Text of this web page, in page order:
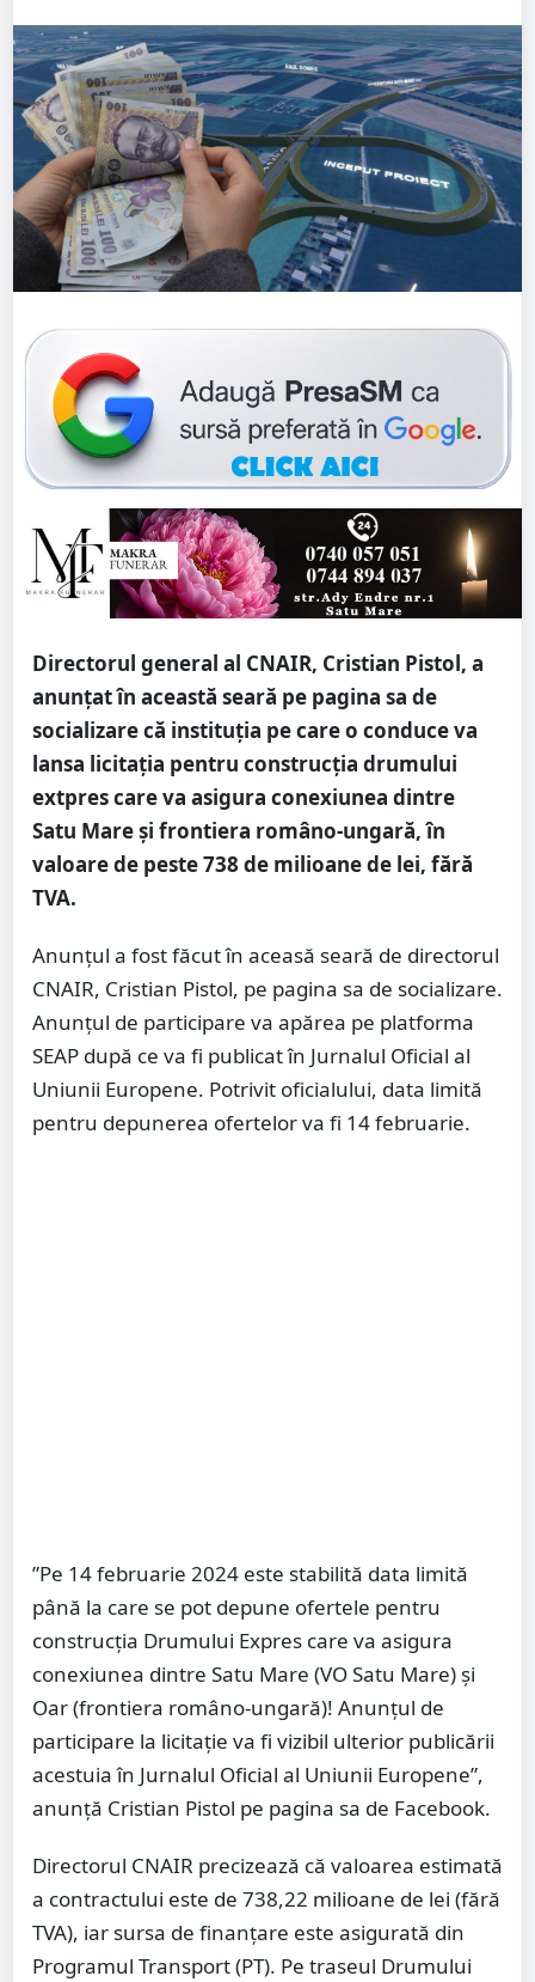
Directorul general al CNAIR, Cristian Pistol, a
anunțat în această seară pe pagina sa de
socializare că instituția pe care o conduce va
lansa licitația pentru construcția drumului
extpres care va asigura conexiunea dintre
Satu Mare și frontiera româno-ungară, în
valoare de peste 738 de milioane de lei, fără
TVA.
Anunțul a fost făcut în aceasă seară de directorul
CNAIR, Cristian Pistol, pe pagina sa de socializare.
Anunțul de participare va apărea pe platforma
SEAP după ce va fi publicat în Jurnalul Oficial al
Uniunii Europene. Potrivit oficialului, data limită
pentru depunerea ofertelor va fi 14 februarie.
”Pe 14 februarie 2024 este stabilită data limită
până la care se pot depune ofertele pentru
construcția Drumului Expres care va asigura
conexiunea dintre Satu Mare (VO Satu Mare) și
Oar (frontiera româno-ungară)! Anunțul de
participare la licitație va fi vizibil ulterior publicării
acestuia în Jurnalul Oficial al Uniunii Europene”,
anunță Cristian Pistol pe pagina sa de Facebook.
Directorul CNAIR precizează că valoarea estimată
a contractului este de 738,22 milioane de lei (fără
TVA), iar sursa de finanțare este asigurată din
Programul Transport (PT). Pe traseul Drumului